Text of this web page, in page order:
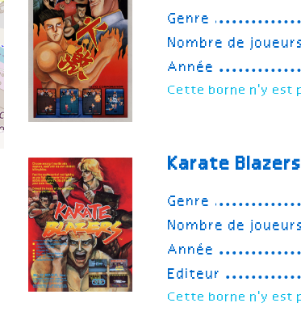
Genre
Nombre de joueurs
Année
Cette borne n'y est
Karate Blazers
Genre
Nombre de joueurs
Année
Editeur
Cette borne n'y est